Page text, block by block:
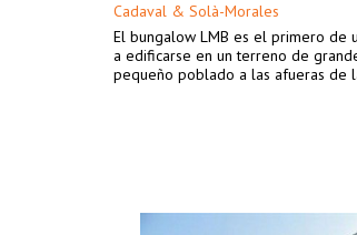
Cadaval & Solà-Morales
El bungalow LMB es el primero de
a edificarse en un terreno de
pequeño poblado a las afueras de